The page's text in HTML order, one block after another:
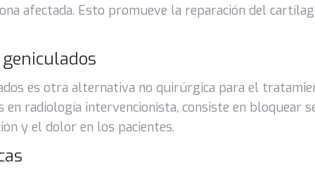
afectada. Esto promueve la reparación del
es otra alternativa no quirúrgica para el
en radiología intervencionista, consiste en bloquear
y el dolor en los pacientes.